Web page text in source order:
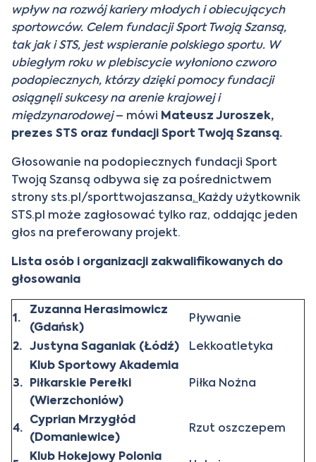
wpływ na rozwój kariery młodych i obiecujących
sportowców. Celem fundacji Sport Twoją Szansą,
tak jak i STS, jest wspieranie polskiego sportu. W
ubiegłym roku w plebiscycie wyłoniono czworo
podopiecznych, którzy dzięki pomocy fundacji
osiągnęli sukcesy na arenie krajowej i
międzynarodowej– mówi Mateusz Juroszek,
prezes STS oraz fundacji Sport Twoją Szansą.
Głosowanie na podopiecznych fundacji Sport
Twoją Szansą odbywa się za pośrednictwem
stronysts.pl/sporttwojaszansa. Każdy użytkownik
STS.pl może zagłosować tylko raz, oddając jeden
głos na preferowany projekt.
Lista osób i organizacji zakwalifikowanych do
głosowania
1.
Zuzanna Herasimowicz
(Gdańsk)
Pływanie
2. Justyna Saganiak (Łódź) Lekkoatletyka
3.
Klub Sportowy Akademia
Piłkarskie Perełki
(Wierzchoniów)
Piłka Nożna
4.
Cyprian Mrzygłód
(Domaniewice)
Rzut oszczepem
Klub Hokejowy Polonia